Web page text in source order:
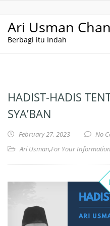
Ari Usman
Berbagi itu Indah
HADIST-HADIS
SYA’BAN
February 27, 2023
No
Ari Usman,For Your Information